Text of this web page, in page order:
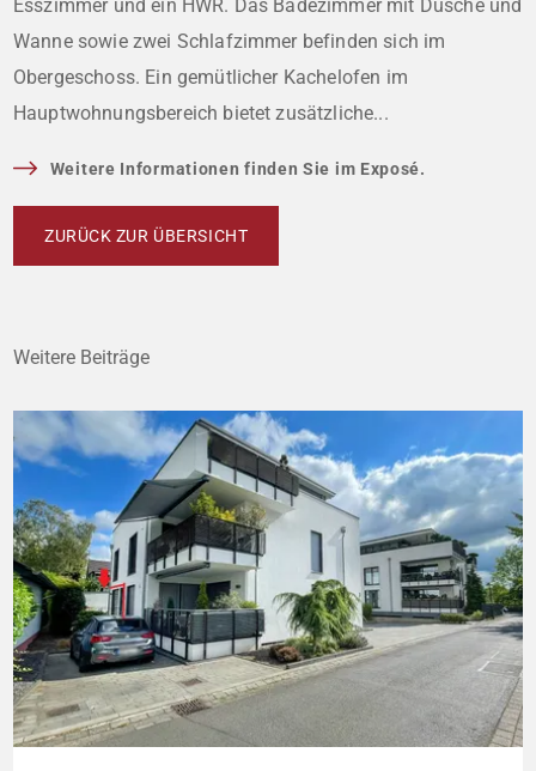
Esszimmer und ein HWR. Das Badezimmer mit Dusche und
Wanne sowie zwei Schlafzimmer befinden sich im
Obergeschoss. Ein gemütlicher Kachelofen im
Hauptwohnungsbereich bietet zusätzliche...
Weitere Informationen finden Sie im Exposé.
ZURÜCK ZUR ÜBERSICHT
Weitere Beiträge